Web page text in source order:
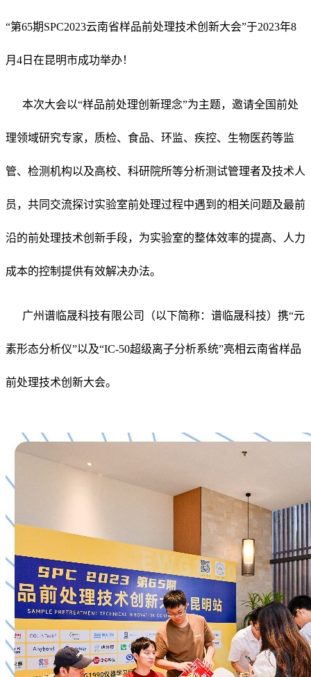
“第65期SPC2023云南省样品前处理技术创新大会”于2023年8
月4日在昆明市成功举办！
本次大会以“样品前处理创新理念”为主题，邀请全国前处
理领域研究专家，质检、食品、环监、疾控、生物医药等监
管、检测机构以及高校、科研院所等分析测试管理者及技术人
员，共同交流探讨实验室前处理过程中遇到的相关问题及最前
沿的前处理技术创新手段，为实验室的整体效率的提高、人力
成本的控制提供有效解决办法。
广州谱临晟科技有限公司（以下简称：谱临晟科技）携“元
素形态分析仪”以及“IC-50超级离子分析系统”亮相云南省样品
前处理技术创新大会。